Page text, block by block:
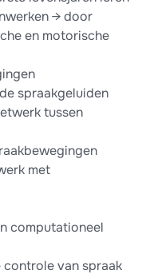
→ door
en motorische
spraakgeluiden
tussen
met
computationeel
van spraak